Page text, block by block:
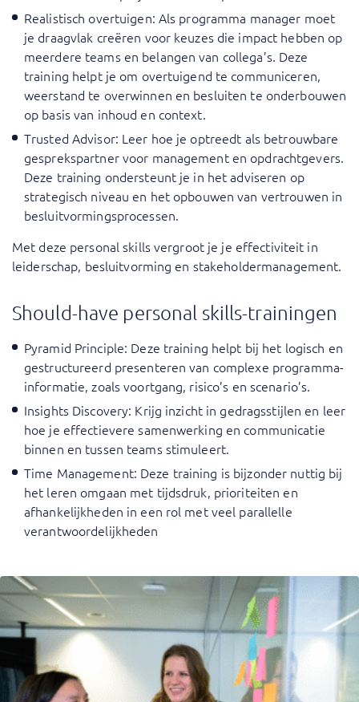
Realistisch overtuigen: Als programma manager moet
je draagvlak creëren voor keuzes die impact hebben op
meerdere teams en belangen van collega’s. Deze
training helpt je om overtuigend te communiceren,
weerstand te overwinnen en besluiten te onderbouwen
op basis van inhoud en context.
Trusted Advisor: Leer hoe je optreedt als betrouwbare
gesprekspartner voor management en opdrachtgevers.
Deze training ondersteunt je in het adviseren op
strategisch niveau en het opbouwen van vertrouwen in
besluitvormingsprocessen.
Met deze personal skills vergroot je je effectiviteit in
leiderschap, besluitvorming en stakeholdermanagement.
Should-have personal skills-trainingen
Pyramid Principle: Deze training helpt bij het logisch en
gestructureerd presenteren van complexe programma-
informatie, zoals voortgang, risico’s en scenario’s.
Insights Discovery: Krijg inzicht in gedragsstijlen en leer
hoe je effectievere samenwerking en communicatie
binnen en tussen teams stimuleert.
Time Management: Deze training is bijzonder nuttig bij
het leren omgaan met tijdsdruk, prioriteiten en
afhankelijkheden in een rol met veel parallelle
verantwoordelijkheden